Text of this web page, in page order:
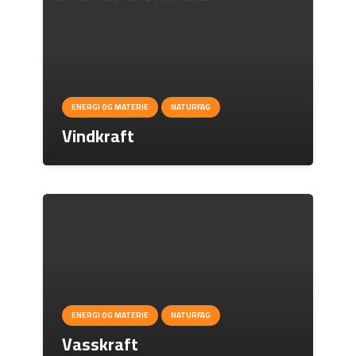
ENERGI OG MATERIE NATURFAG
Vindkraft
ENERGI OG MATERIE NATURFAG
Vasskraft